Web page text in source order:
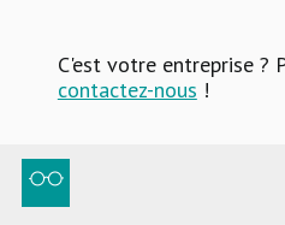
C'est votre entreprise ?
contactez-nous !